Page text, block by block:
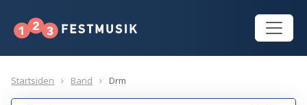
Startsiden Band Drm